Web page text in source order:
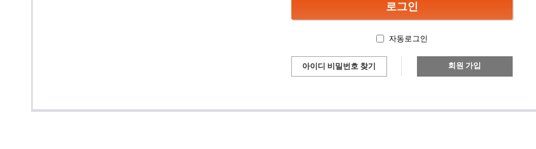
자동로그인
아이디 비밀번호 찾기 회원 가입